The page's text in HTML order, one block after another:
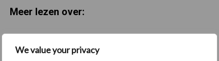
We value your privacy
Meer lezen over: